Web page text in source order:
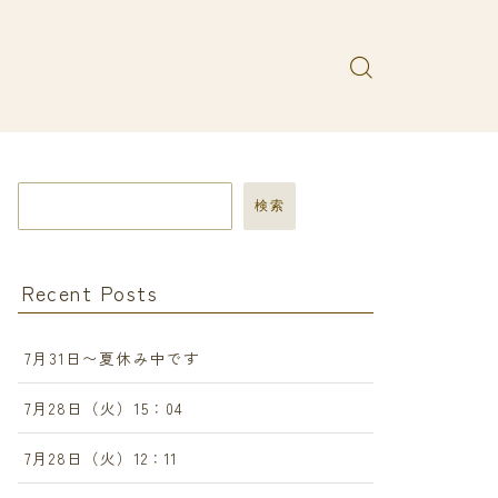
検索
Recent Posts
7月31日〜夏休み中です
7月28日（火）15：04
7月28日（火）12：11